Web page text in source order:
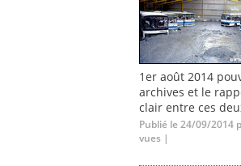
1er août 2014
archives et le
clair entre ces
Publié le 24/09/2014
vues |